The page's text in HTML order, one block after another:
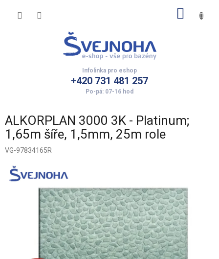
+420 731 481 257
ALKORPLAN 3000 3K - Platinum;
1,65m šíře, 1,5mm, 25m role
VG-97834165R